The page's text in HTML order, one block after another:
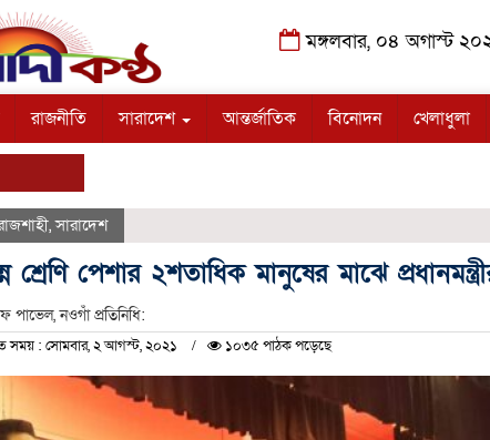
মঙ্গলবার, ০৪ অগাস্ট
রাজনীতি সারাদেশ আন্তর্জাতিক বিনোদন খেলাধুলা
,সারাদেশ
শ্রেণি পেশার ২শতাধিক মানুষের মাঝে
নওগাঁ প্রতিনিধি:
সময় : সোমবার, ২ আগস্ট, ২০২১ ১০৩৫ পাঠক পড়েছে